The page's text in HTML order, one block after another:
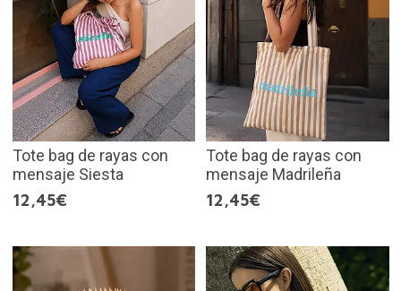
Tote bag de rayas con
mensaje Siesta
12,45€
Tote bag de rayas con
mensaje Madrileña
12,45€